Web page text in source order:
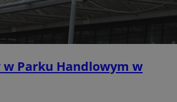
Parku Handlowym w